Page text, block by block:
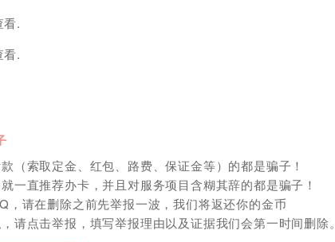
看.
看.
（索取定金、红包、路费、保证金等）的都是骗子！
一直推荐办卡，并且对服务项目含糊其辞的都是骗子！
，请在删除之前先举报一波，我们将返还你的金币
请点击举报，填写举报理由以及证据我们会第一时间删除。